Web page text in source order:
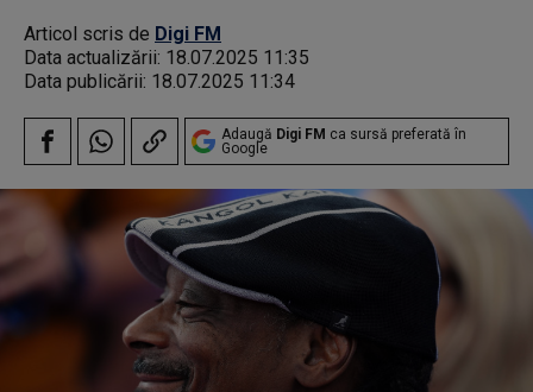
Articol scris de Digi FM
Data actualizării: 18.07.2025 11:35
Data publicării: 18.07.2025 11:34
Adaugă Digi FM ca sursă preferată în
Google